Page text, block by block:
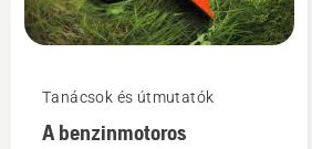
Tanácsok és útmutatók
A benzinmotoros